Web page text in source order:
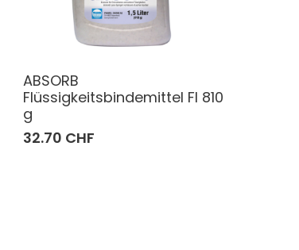
ABSORB
Flüssigkeitsbindemittel Fl 810
g
32.70 CHF